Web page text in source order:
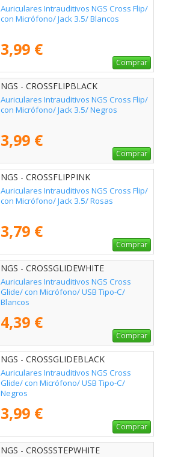
Auriculares Intrauditivos NGS Cross Flip/
con Micrófono/ Jack 3.5/ Blancos
3,99 €
Comprar
NGS - CROSSFLIPBLACK
Auriculares Intrauditivos NGS Cross Flip/
con Micrófono/ Jack 3.5/ Negros
3,99 €
Comprar
NGS - CROSSFLIPPINK
Auriculares Intrauditivos NGS Cross Flip/
con Micrófono/ Jack 3.5/ Rosas
3,79 €
Comprar
NGS - CROSSGLIDEWHITE
Auriculares Intrauditivos NGS Cross
Glide/ con Micrófono/ USB Tipo-C/
Blancos
4,39 €
Comprar
NGS - CROSSGLIDEBLACK
Auriculares Intrauditivos NGS Cross
Glide/ con Micrófono/ USB Tipo-C/
Negros
3,99 €
Comprar
NGS - CROSSSTEPWHITE